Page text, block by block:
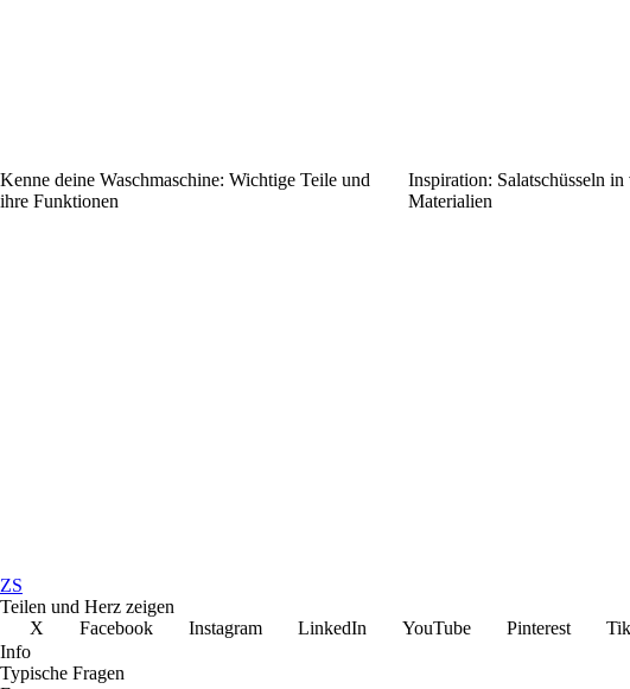
Kenne deine Waschmaschine: Wichtige Teile und
ihre Funktionen
Inspiration: Salatschüsseln
Materialien
ZS
Teilen und Herz zeigen
X
Facebook Instagram LinkedIn YouTube Pinterest
Info
Typische Fragen